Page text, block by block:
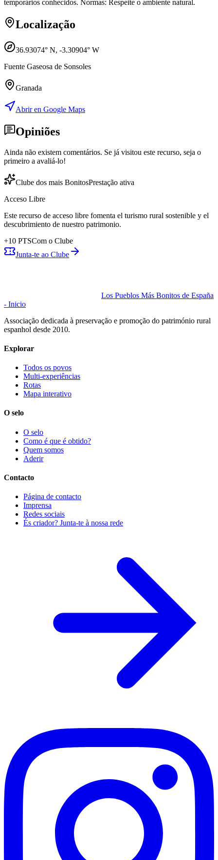
temporários conhecidos. Normas: Respeite o ambiente natural.
Localização
36.93074° N, -3.30904° W
Fuente Gaseosa de Sonsoles
Granada
Abrir en Google Maps
Opiniões
Ainda não existem comentários. Se já visitou este recurso, seja o
primeiro a avaliá-lo!
Clube dos mais BonitosPrestação ativa
Acceso Libre
Este recurso de acceso libre fomenta el turismo rural sostenible y el
descubrimiento de nuestro patrimonio.
+10 PTSCom o Clube
Junta-te ao Clube
Los Pueblos Más Bonitos de España
- Inicio
Associação dedicada à preservação e promoção do património rural
espanhol desde 2010.
Explorar
Todos os povos
Multi-experiências
Rotas
Mapa interativo
O selo
O selo
Como é que é obtido?
Quem somos
Aderir
Contacto
Página de contacto
Imprensa
Redes sociais
És criador? Junta-te à nossa rede